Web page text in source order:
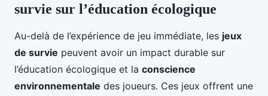
survie sur l’éducation écologique
Au-delà de l’expérience de jeu immédiate, les jeux
de survie peuvent avoir un impact durable sur
l’éducation écologique et la conscience
environnementale des joueurs. Ces jeux offrent une